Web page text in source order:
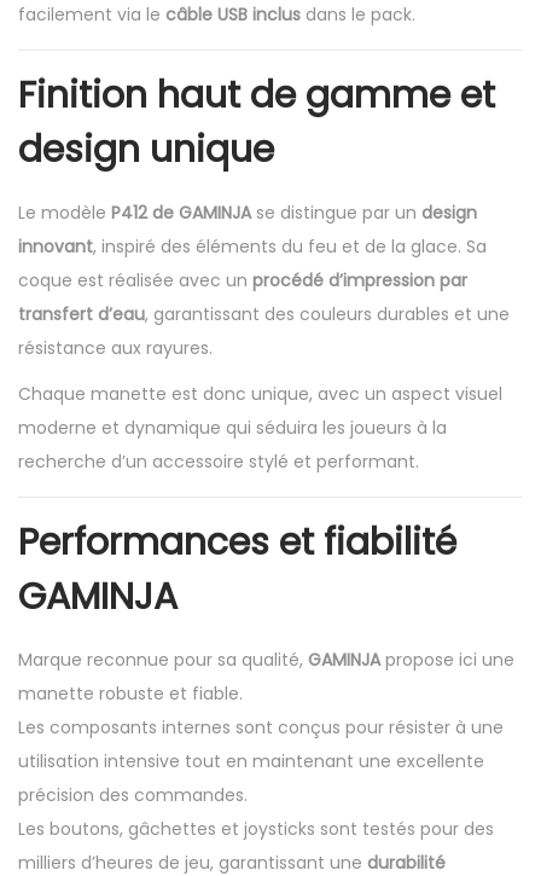
facilement via le câble USB inclus dans le pack.
Finition haut de gamme et
design unique
Le modèle P412 de GAMINJAse distingue par un design
innovant, inspiré des éléments du feu et de la glace. Sa
coque est réalisée avec un procédé d’impression par
transfert d’eau, garantissant des couleurs durables et une
résistance aux rayures.
Chaque manette est donc unique, avec un aspect visuel
moderne et dynamique qui séduira les joueurs à la
recherche d’un accessoire stylé et performant.
Performances et fiabilité
GAMINJA
Marque reconnue pour sa qualité, GAMINJApropose ici une
manette robuste et fiable.
Les composants internes sont conçus pour résister à une
utilisation intensive tout en maintenant une excellente
précision des commandes.
Les boutons, gâchettes et joysticks sont testés pour des
milliers d’heures de jeu, garantissant une durabilité